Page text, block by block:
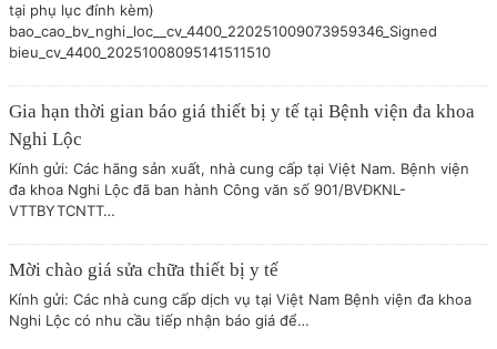
tại phụ lục đính kèm)
bao_cao_bv_nghi_loc__cv_4400_220251009073959346_Signed
bieu_cv_4400_20251008095141511510
Gia hạn thời gian báo giá thiết bị y tế tại Bệnh viện đa khoa
Nghi Lộc
Kính gửi: Các hãng sản xuất, nhà cung cấp tại Việt Nam. Bệnh viện
đa khoa Nghi Lộc đã ban hành Công văn số 901/BVĐKNL-
VTTBYTCNTT…
Mời chào giá sửa chữa thiết bị y tế
Kính gửi: Các nhà cung cấp dịch vụ tại Việt Nam Bệnh viện đa khoa
Nghi Lộc có nhu cầu tiếp nhận báo giá để…